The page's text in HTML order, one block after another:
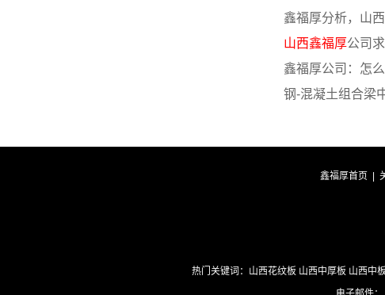
鑫福厚分析，山
山西鑫福厚公司
鑫福厚公司：怎
钢-混凝土组合梁
鑫福厚首页
热门关键词：山西花纹板 山西中厚板 山西中